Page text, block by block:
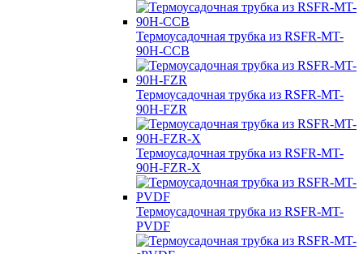
Термоусадочная трубка из RSFR-MT-
90H-CCB
Термоусадочная трубка из RSFR-MT-
90H-FZR
Термоусадочная трубка из RSFR-MT-
90H-FZR-X
Термоусадочная трубка из RSFR-MT-
PVDF